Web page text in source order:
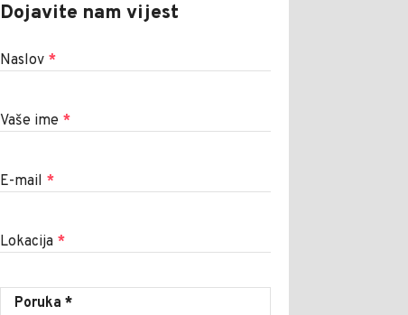
Dojavite nam vijest
Naslov *
Vaše ime *
E-mail *
Lokacija *